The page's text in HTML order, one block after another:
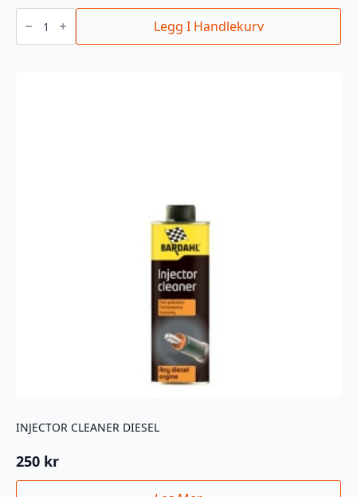
ENGINE
OIL
LEAK
Legg I Handlekurv
INJECTOR CLEANER DIESEL
250 kr